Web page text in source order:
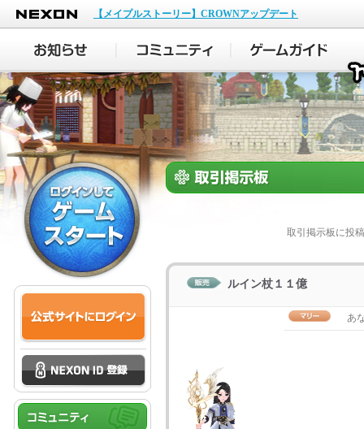
NEXON
【メイプルストーリー】CROWNアップデート
取引掲示板に投
ルイン杖１１億
あ